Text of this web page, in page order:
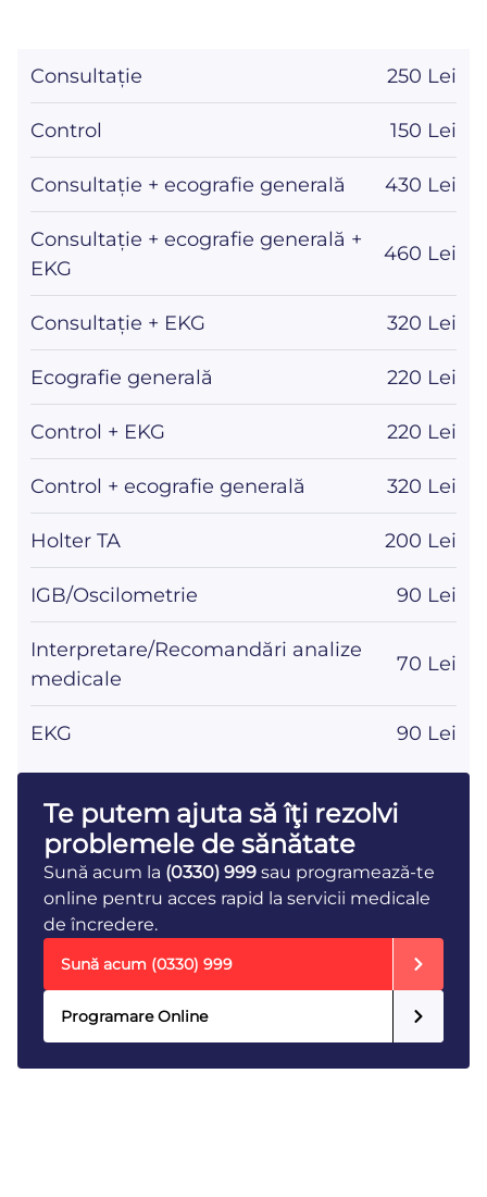
Consultație 250 Lei
Control 150 Lei
Consultație + ecografie generală 430 Lei
Consultație + ecografie generală +
EKG
460 Lei
Consultație + EKG 320 Lei
Ecografie generală 220 Lei
Control + EKG 220 Lei
Control + ecografie generală 320 Lei
Holter TA 200 Lei
IGB/Oscilometrie 90 Lei
Interpretare/Recomandări analize
medicale
70 Lei
EKG 90 Lei
Te putem ajuta să îţi rezolvi
problemele de sănătate
Sună acum la (0330) 999 sau programează-te
online pentru acces rapid la servicii medicale
de încredere.
Sună acum (0330) 999
Programare Online